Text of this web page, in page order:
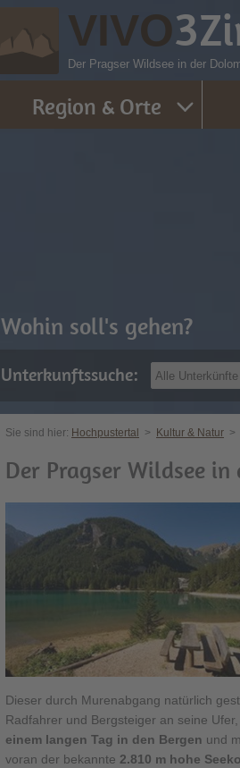
VIVO3
Der Pragser Wildsee in der
Wohin soll's gehen?
Unterkunftssuche:
Region & Orte
Sie sind hier: Hochpustertal > Kultur & Natur >
Der Pragser Wildsee
Dieser durch Murenabgang natürlich
Radfahrer und Bergsteiger an seine
einem langen Tag in den Bergen und
voran der bekannte 2.810 m hohe